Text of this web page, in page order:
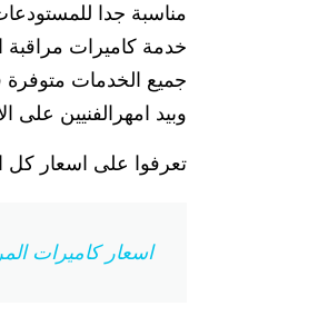
مناسبة جدا
خدمة كاميرات مراقبة
جميع الخدمات متوفرة
وبيد امهرالفنيين على الاطلاق اتصل الان 55704662 على
تعرفوا على اسعار كل
اسعار كاميرات المراقبة